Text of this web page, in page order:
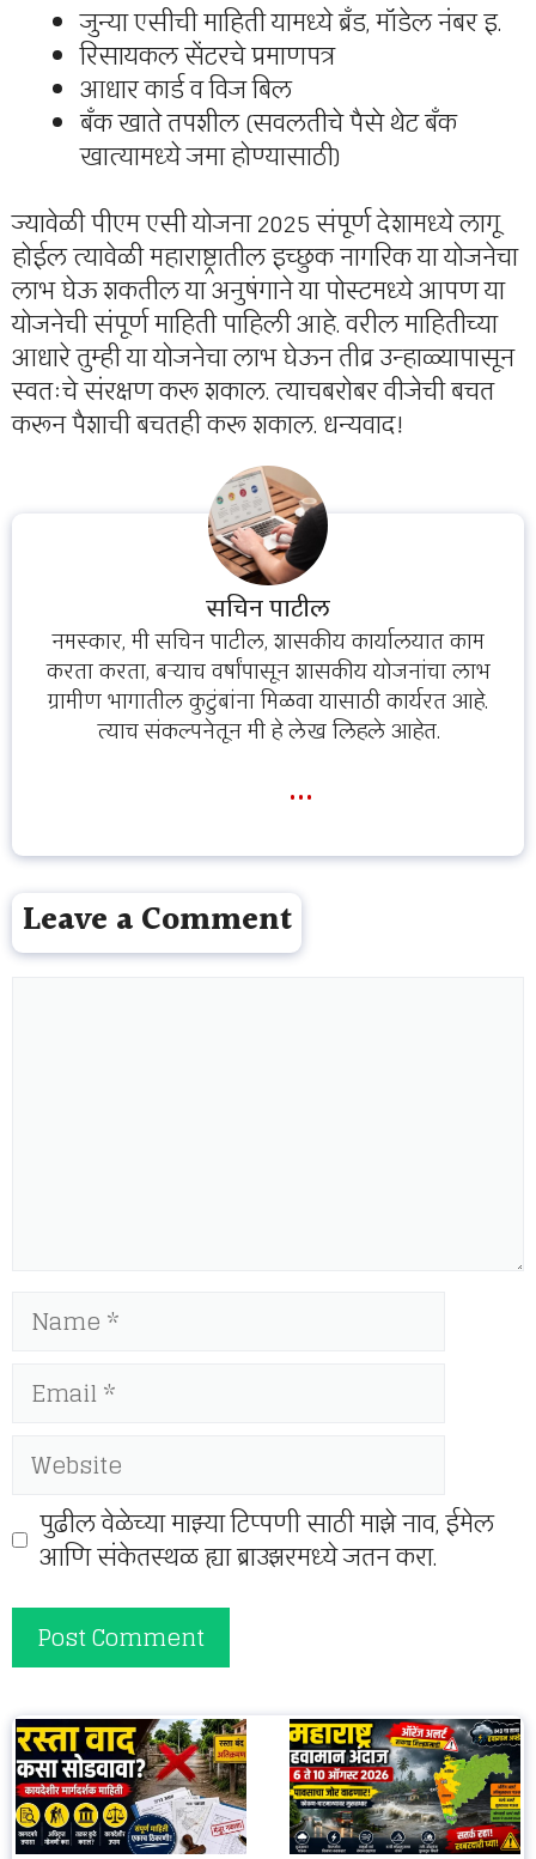
जुन्या एसीची माहिती यामध्ये ब्रँड, मॉडेल नंबर इ.
रिसायकल सेंटरचे प्रमाणपत्र
आधार कार्ड व विज बिल
बँक खाते तपशील (सवलतीचे पैसे थेट बँक
खात्यामध्ये जमा होण्यासाठी)
ज्यावेळी पीएम एसी योजना 2025 संपूर्ण देशामध्ये लागू
होईल त्यावेळी महाराष्ट्रातील इच्छुक नागरिक या योजनेचा
लाभ घेऊ शकतील या अनुषंगाने या पोस्टमध्ये आपण या
योजनेची संपूर्ण माहिती पाहिली आहे. वरील माहितीच्या
आधारे तुम्ही या योजनेचा लाभ घेऊन तीव्र उन्हाळ्यापासून
स्वतःचे संरक्षण करू शकाल. त्याचबरोबर वीजेची बचत
करून पैशाची बचतही करू शकाल. धन्यवाद!
सचिन पाटील
नमस्कार, मी सचिन पाटील, शासकीय कार्यालयात काम
करता करता, बऱ्याच वर्षांपासून शासकीय योजनांचा लाभ
ग्रामीण भागातील कुटुंबांना मिळवा यासाठी कार्यरत आहे.
त्याच संकल्पनेतून मी हे लेख लिहले आहेत.
...
Leave a Comment
Name
Email
Website
पुढील वेळेच्या माझ्या टिप्पणी साठी माझे नाव, ईमेल
आणि संकेतस्थळ ह्या ब्राउझरमध्ये जतन करा.